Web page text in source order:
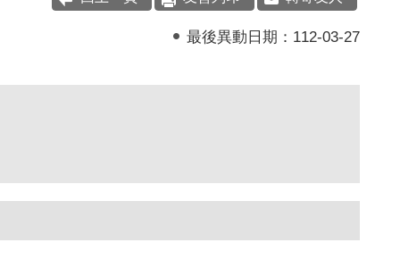
最後異動日期： 112-03-27